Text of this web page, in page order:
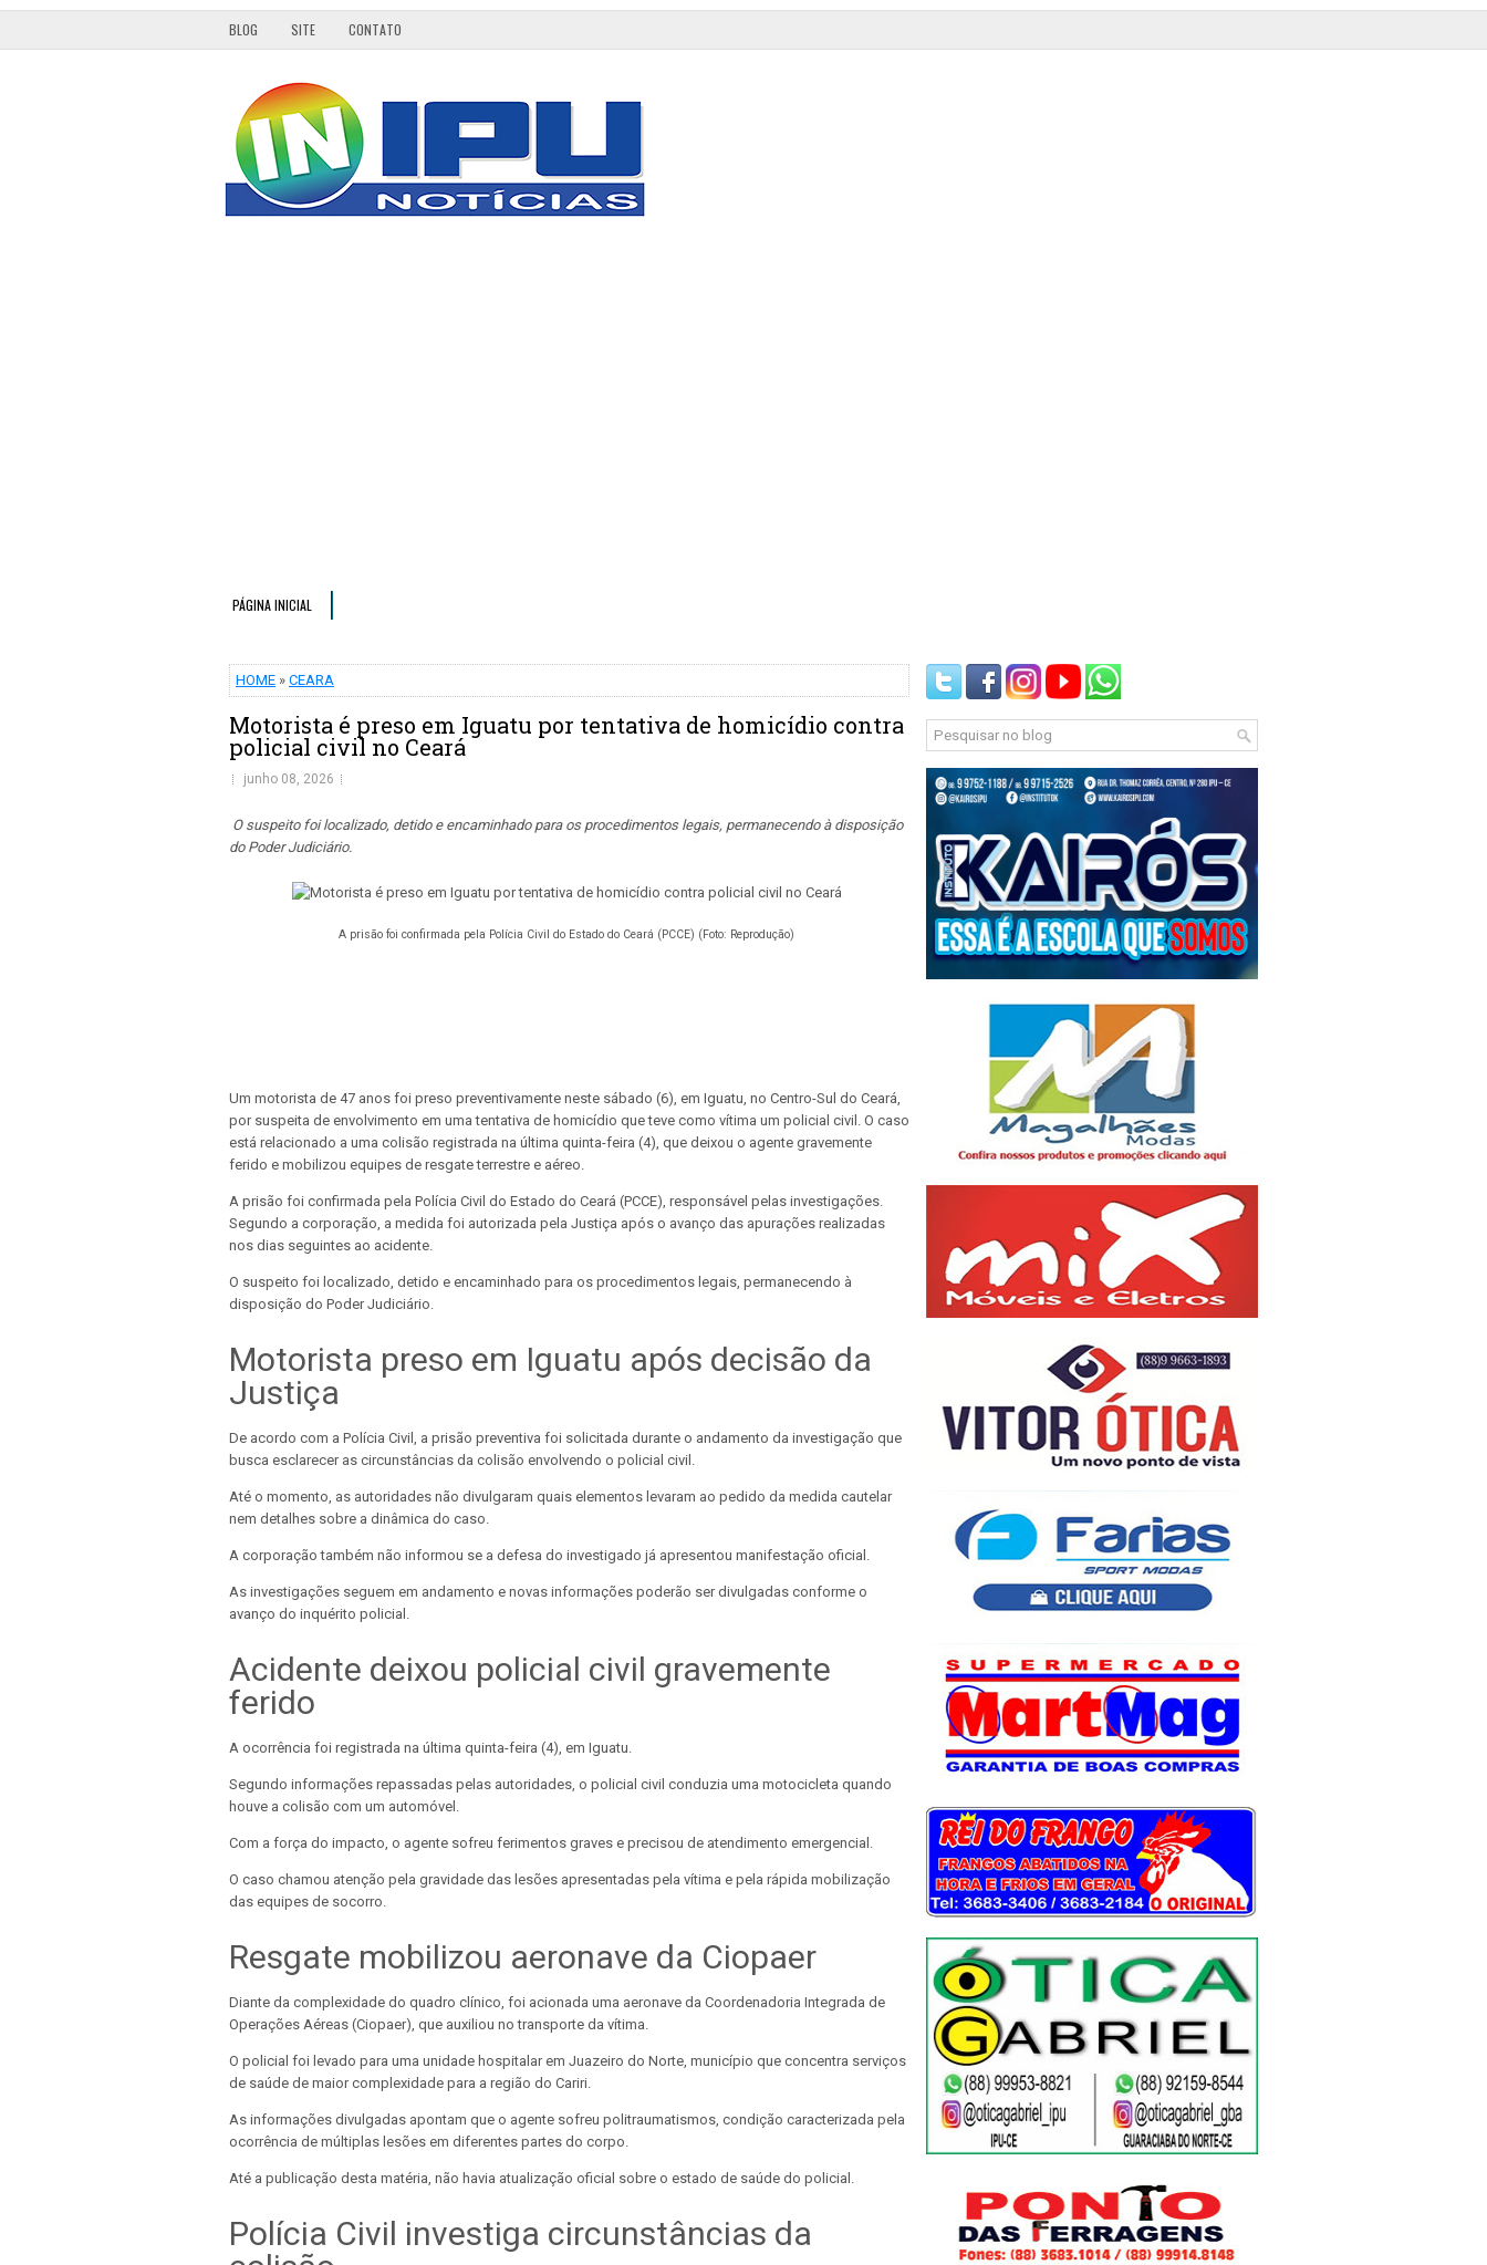
BLOG SITE CONTATO
PÁGINA INICIAL
HOME » CEARA
Motorista é preso em Iguatu por tentativa de homicídio contra
policial civil no Ceará
junho 08, 2026
O suspeito foi localizado, detido e encaminhado para os procedimentos legais, permanecendo à disposição
do Poder Judiciário.
A prisão foi confirmada pela Polícia Civil do Estado do Ceará (PCCE) (Foto: Reprodução)
Um motorista de 47 anos foi preso preventivamente neste sábado (6), em Iguatu, no Centro-Sul do Ceará,
por suspeita de envolvimento em uma tentativa de homicídio que teve como vítima um policial civil. O caso
está relacionado a uma colisão registrada na última quinta-feira (4), que deixou o agente gravemente
ferido e mobilizou equipes de resgate terrestre e aéreo.
A prisão foi confirmada pela Polícia Civil do Estado do Ceará (PCCE), responsável pelas investigações.
Segundo a corporação, a medida foi autorizada pela Justiça após o avanço das apurações realizadas
nos dias seguintes ao acidente.
O suspeito foi localizado, detido e encaminhado para os procedimentos legais, permanecendo à
disposição do Poder Judiciário.
Motorista preso em Iguatu após decisão da
Justiça
De acordo com a Polícia Civil, a prisão preventiva foi solicitada durante o andamento da investigação que
busca esclarecer as circunstâncias da colisão envolvendo o policial civil.
Até o momento, as autoridades não divulgaram quais elementos levaram ao pedido da medida cautelar
nem detalhes sobre a dinâmica do caso.
A corporação também não informou se a defesa do investigado já apresentou manifestação oficial.
As investigações seguem em andamento e novas informações poderão ser divulgadas conforme o
avanço do inquérito policial.
Acidente deixou policial civil gravemente
ferido
A ocorrência foi registrada na última quinta-feira (4), em Iguatu.
Segundo informações repassadas pelas autoridades, o policial civil conduzia uma motocicleta quando
houve a colisão com um automóvel.
Com a força do impacto, o agente sofreu ferimentos graves e precisou de atendimento emergencial.
O caso chamou atenção pela gravidade das lesões apresentadas pela vítima e pela rápida mobilização
das equipes de socorro.
Resgate mobilizou aeronave da Ciopaer
Diante da complexidade do quadro clínico, foi acionada uma aeronave da Coordenadoria Integrada de
Operações Aéreas (Ciopaer), que auxiliou no transporte da vítima.
O policial foi levado para uma unidade hospitalar em Juazeiro do Norte, município que concentra serviços
de saúde de maior complexidade para a região do Cariri.
As informações divulgadas apontam que o agente sofreu politraumatismos, condição caracterizada pela
ocorrência de múltiplas lesões em diferentes partes do corpo.
Até a publicação desta matéria, não havia atualização oficial sobre o estado de saúde do policial.
Polícia Civil investiga circunstâncias da